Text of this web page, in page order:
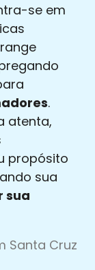
se em
.
atenta,
propósito
sua
sua
Santa Cruz